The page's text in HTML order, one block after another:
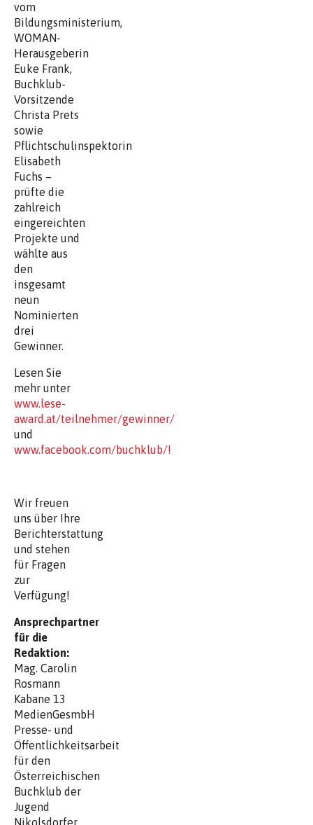
vom
Bildungsministerium,
WOMAN-
Herausgeberin
Euke Frank,
Buchklub-
Vorsitzende
Christa Prets
sowie
Pflichtschulinspektorin
Elisabeth
Fuchs –
prüfte die
zahlreich
eingereichten
Projekte und
wählte aus
den
insgesamt
neun
Nominierten
drei
Gewinner.
Lesen Sie
mehr unter
www.lese-
award.at/teilnehmer/gewinner/
und
www.facebook.com/buchklub/!
Wir freuen
uns über Ihre
Berichterstattung
und stehen
für Fragen
zur
Verfügung!
Ansprechpartner
für die
Redaktion:
Mag. Carolin
Rosmann
Kabane 13
MedienGesmbH
Presse- und
Öffentlichkeitsarbeit
für den
Österreichischen
Buchklub der
Jugend
Nikolsdorfer